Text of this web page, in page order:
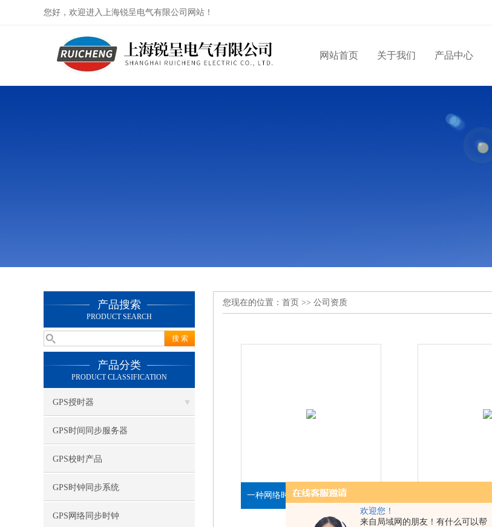
欢迎您！
来自局域网的朋友！有什么可以帮
您好，欢迎进入上海锐呈电气有限公司网站！
网站首页 关于我们 产品中心
产品搜索
PRODUCT SEARCH
产品分类
PRODUCT CLASSIFICATION
GPS授时器
GPS时间同步服务器
GPS校时产品
GPS时钟同步系统
GPS网络同步时钟
您现在的位置： 首页 >> 公司资质
一种网络时间服务器证书